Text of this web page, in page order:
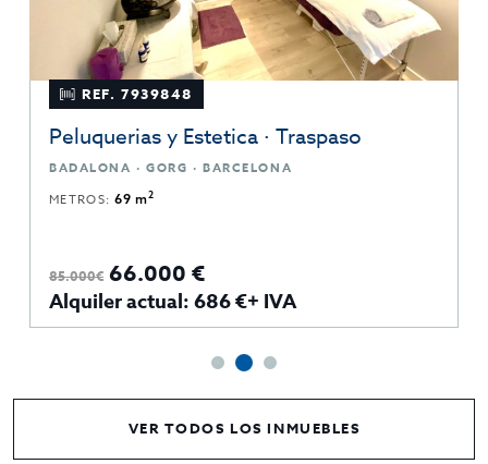
REF. 7939848
Peluquerias y Estetica · Traspaso
BADALONA · GORG · BARCELONA
METROS:69 m2
85.000€ 66.000 €
Alquiler actual: 686 €+ IVA
VER TODOS LOS INMUEBLES